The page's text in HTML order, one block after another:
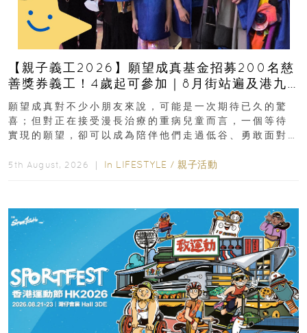
【親子義工2026】願望成真基金招募200名慈
善獎券義工！4歲起可參加｜8月街站遍及港九
新界
願望成真對不少小朋友來說，可能是一次期待已久的驚
喜；但對正在接受漫長治療的重病兒童而言，一個等待
實現的願望，卻可以成為陪伴他們走過低谷、勇敢面對
5th August, 2026 ｜ In LIFESTYLE / 親子活動